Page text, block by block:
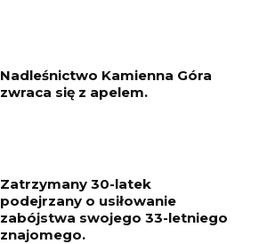
Nadleśnictwo Kamienna Góra
zwraca się z apelem.
Zatrzymany 30-latek
podejrzany o usiłowanie
zabójstwa swojego 33-letniego
znajomego.